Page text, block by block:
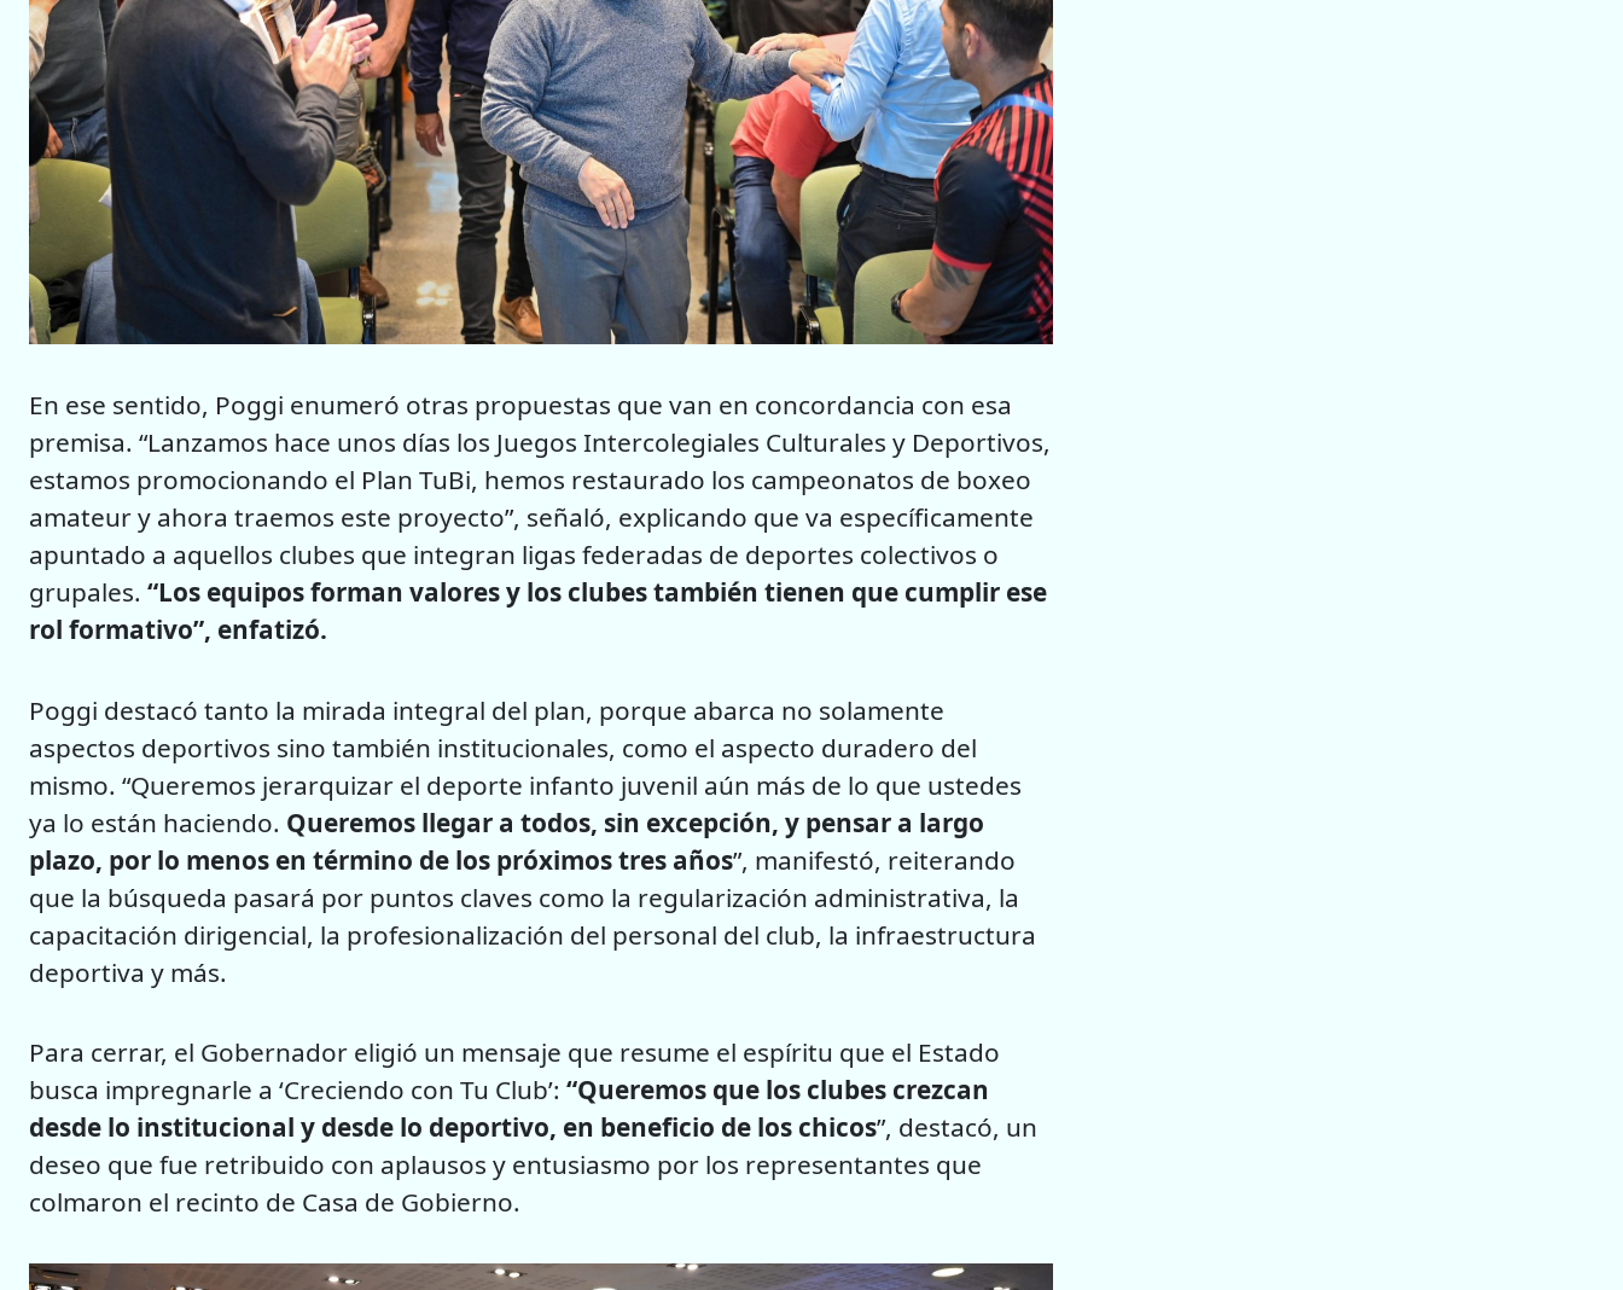
En ese sentido, Poggi enumeró otras propuestas que van en concordancia con esa
premisa. “Lanzamos hace unos días los Juegos Intercolegiales Culturales y Deportivos,
estamos promocionando el Plan TuBi, hemos restaurado los campeonatos de boxeo
amateur y ahora traemos este proyecto”, señaló, explicando que va específicamente
apuntado a aquellos clubes que integran ligas federadas de deportes colectivos o
grupales. “Los equipos forman valores y los clubes también tienen que cumplir ese
rol formativo”, enfatizó.
Poggi destacó tanto la mirada integral del plan, porque abarca no solamente
aspectos deportivos sino también institucionales, como el aspecto duradero del
mismo. “Queremos jerarquizar el deporte infanto juvenil aún más de lo que ustedes
ya lo están haciendo. Queremos llegar a todos, sin excepción, y pensar a largo
plazo, por lo menos en término de los próximos tres años”, manifestó, reiterando
que la búsqueda pasará por puntos claves como la regularización administrativa, la
capacitación dirigencial, la profesionalización del personal del club, la infraestructura
deportiva y más.
Para cerrar, el Gobernador eligió un mensaje que resume el espíritu que el Estado
busca impregnarle a ‘Creciendo con Tu Club’: “Queremos que los clubes crezcan
desde lo institucional y desde lo deportivo, en beneficio de los chicos”, destacó, un
deseo que fue retribuido con aplausos y entusiasmo por los representantes que
colmaron el recinto de Casa de Gobierno.